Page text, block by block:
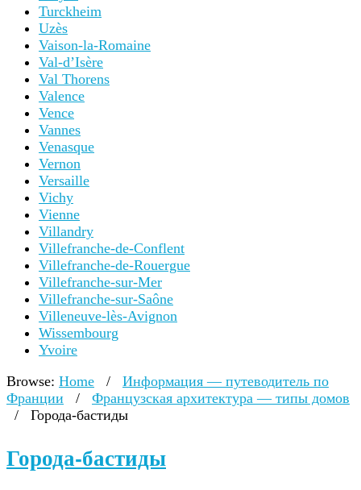
Turckheim
Uzès
Vaison-la-Romaine
Val-d’Isère
Val Thorens
Valence
Vence
Vannes
Venasque
Vernon
Versaille
Vichy
Vienne
Villandry
Villefranche-de-Conflent
Villefranche-de-Rouergue
Villefranche-sur-Mer
Villefranche-sur-Saône
Villeneuve-lès-Avignon
Wissembourg
Yvoire
Browse: Home /
Информация — путеводитель по
Франции
/
Французская архитектура — типы домов
/
Города-бастиды
Города-бастиды